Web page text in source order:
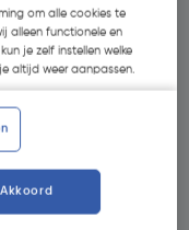
om alle cookies te
alleen functionele en
je zelf instellen welke
altijd weer aanpassen.
Akkoord